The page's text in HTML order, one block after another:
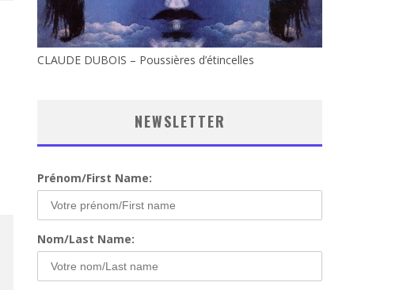
CLAUDE DUBOIS – Poussières d’étincelles
NEWSLETTER
Prénom/First Name:
Nom/Last Name: